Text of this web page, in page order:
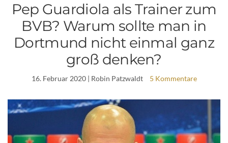
Pep Guardiola als Trainer zum
BVB? Warum sollte man in
Dortmund nicht einmal ganz
groß denken?
16. Februar 2020| Robin Patzwaldt 5 Kommentare